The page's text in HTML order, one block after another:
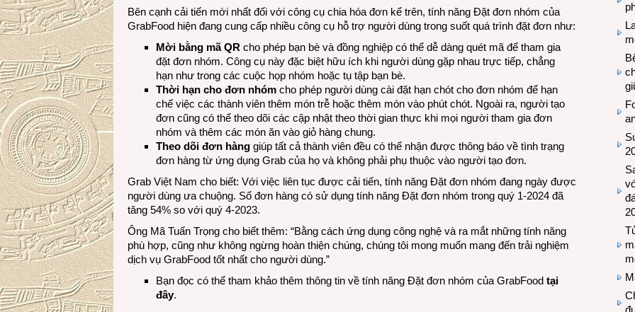
Bên cạnh cải tiến mới nhất đối với công cụ chia hóa đơn kể trên, tính năng Đặt đơn nhóm của
GrabFood hiện đang cung cấp nhiều công cụ hỗ trợ người dùng trong suốt quá trình đặt đơn như:
Mời bằng mã QR cho phép bạn bè và đồng nghiệp có thể dễ dàng quét mã để tham gia
đặt đơn nhóm. Công cụ này đặc biệt hữu ích khi người dùng gặp nhau trực tiếp, chẳng
hạn như trong các cuộc họp nhóm hoặc tụ tập bạn bè.
Thời hạn cho đơn nhóm cho phép người dùng cài đặt hạn chót cho đơn nhóm để hạn
chế việc các thành viên thêm món trễ hoặc thêm món vào phút chót. Ngoài ra, người tạo
đơn cũng có thể theo dõi các cập nhật theo thời gian thực khi mọi người tham gia đơn
nhóm và thêm các món ăn vào giỏ hàng chung.
Theo dõi đơn hàng giúp tất cả thành viên đều có thể nhận được thông báo về tình trạng
đơn hàng từ ứng dụng Grab của họ và không phải phụ thuộc vào người tạo đơn.
Grab Việt Nam cho biết: Với việc liên tục được cải tiến, tính năng Đặt đơn nhóm đang ngày được
người dùng ưa chuộng. Số đơn hàng có sử dụng tính năng Đặt đơn nhóm trong quý 1-2024 đã
tăng 54% so với quý 4-2023.
Ông Mã Tuấn Trọng cho biết thêm: “Bằng cách ứng dụng công nghệ và ra mắt những tính năng
phù hợp, cũng như không ngừng hoàn thiện chúng, chúng tôi mong muốn mang đến trải nghiệm
dịch vụ GrabFood tốt nhất cho người dùng.”
Bạn đọc có thể tham khảo thêm thông tin về tính năng Đặt đơn nhóm của GrabFood tại
đây.